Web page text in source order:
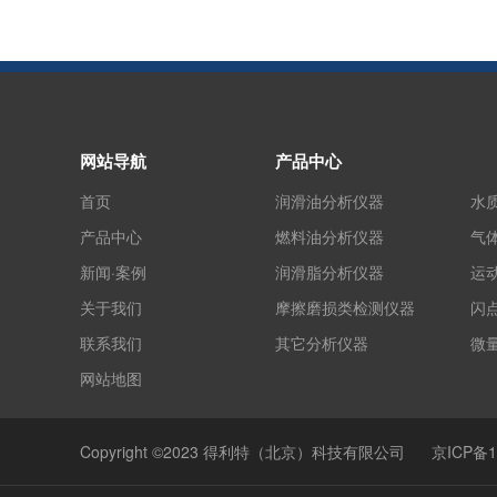
网站导航
首页
产品中心
新闻·案例
关于我们
联系我们
网站地图
产品中心
润滑油分析仪器
燃料油分析仪器
润滑脂分析仪器
摩擦磨损类检测仪器
其它分析仪器
水
气
运
闪
微
Copyright ©2023 得利特（北京）科技有限公司 京ICP备